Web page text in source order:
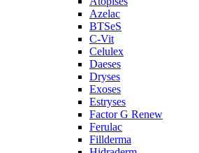
Azelac
BTSeS
C‑Vit
Celulex
Daeses
Dryses
Exoses
Estryses
Factor G Renew
Ferulac
Fillderma